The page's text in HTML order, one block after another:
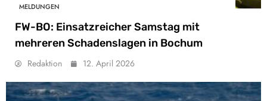
MELDUNGEN
FW-BO: Einsatzreicher Samstag mit
mehreren Schadenslagen in Bochum
Redaktion 12. April 2026